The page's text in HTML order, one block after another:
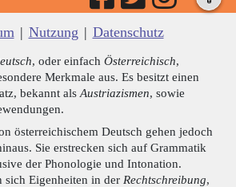
| Nutzung | Datenschutz
, oder einfach Österreichisch,
Merkmale aus. Es besitzt einen
bekannt als Austriazismen, sowie
österreichischem Deutsch gehen jedoch
Sie erstrecken sich auf Grammatik
der Phonologie und Intonation.
sich Eigenheiten in der Rechtschreibung,